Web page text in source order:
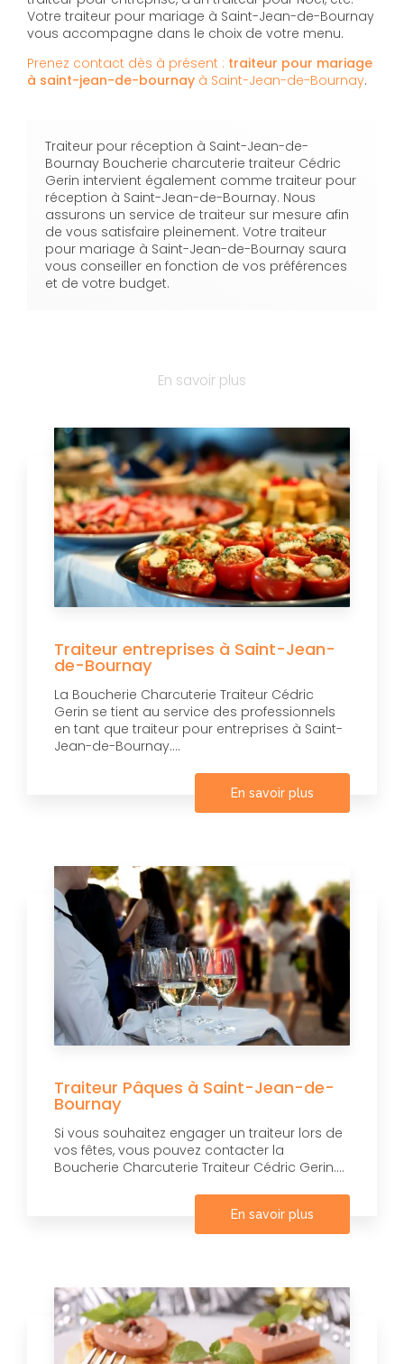
Votre traiteur pour mariage à Saint-Jean-de-Bournay
vous accompagne dans le choix de votre menu.
Prenez contact dès à présent : traiteur pour mariage
à saint-jean-de-bournay à Saint-Jean-de-Bournay.
Traiteur pour réception à Saint-Jean-de-
Bournay Boucherie charcuterie traiteur Cédric
Gerin intervient également comme traiteur pour
réception à Saint-Jean-de-Bournay. Nous
assurons un service de traiteur sur mesure afin
de vous satisfaire pleinement. Votre traiteur
pour mariage à Saint-Jean-de-Bournay saura
vous conseiller en fonction de vos préférences
et de votre budget.
En savoir plus
Traiteur entreprises à Saint-Jean-
de-Bournay
La Boucherie Charcuterie Traiteur Cédric
Gerin se tient au service des professionnels
en tant que traiteur pour entreprises à Saint-
Jean-de-Bournay....
En savoir plus
Traiteur Pâques à Saint-Jean-de-
Bournay
Si vous souhaitez engager un traiteur lors de
vos fêtes, vous pouvez contacter la
Boucherie Charcuterie Traiteur Cédric Gerin....
En savoir plus